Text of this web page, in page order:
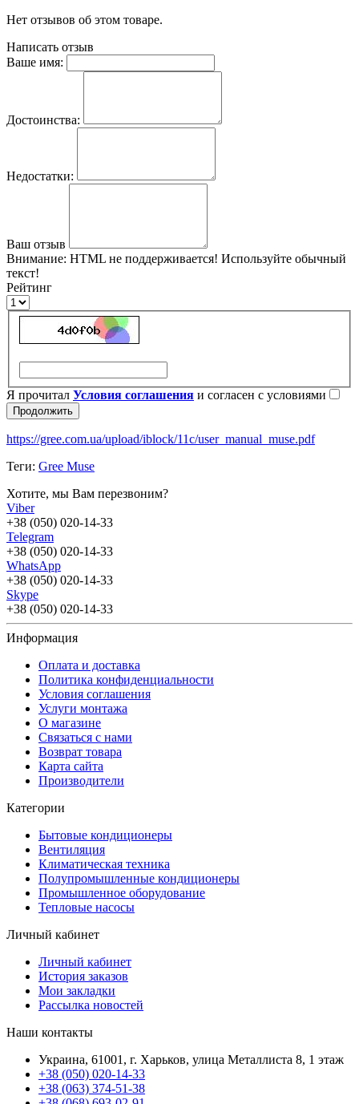
Нет отзывов об этом товаре.
Написать отзыв
Ваше имя:
Достоинства:
Недостатки:
Ваш отзыв
Внимание: HTML не поддерживается! Используйте обычный
текст!
Рейтинг
Я прочитал Условия соглашения и согласен с условиями
Продолжить
https://gree.com.ua/upload/iblock/11c/user_manual_muse.pdf
Теги: Gree Muse
Хотите, мы Вам перезвоним?
Viber
+38 (050) 020-14-33
Telegram
+38 (050) 020-14-33
WhatsApp
+38 (050) 020-14-33
Skype
+38 (050) 020-14-33
Информация
Оплата и доставка
Политика конфиденциальности
Условия соглашения
Услуги монтажа
О магазине
Связаться с нами
Возврат товара
Карта сайта
Производители
Категории
Бытовые кондиционеры
Вентиляция
Климатическая техника
Полупромышленные кондиционеры
Промышленное оборудование
Тепловые насосы
Личный кабинет
Личный кабинет
История заказов
Мои закладки
Рассылка новостей
Наши контакты
Украина, 61001, г. Харьков, улица Металлиста 8, 1 этаж
+38 (050) 020-14-33
+38 (063) 374-51-38